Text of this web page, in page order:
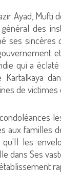
Ayad, Mufti
des
ses sincères
qui a
de
aux familles
les
dans Ses